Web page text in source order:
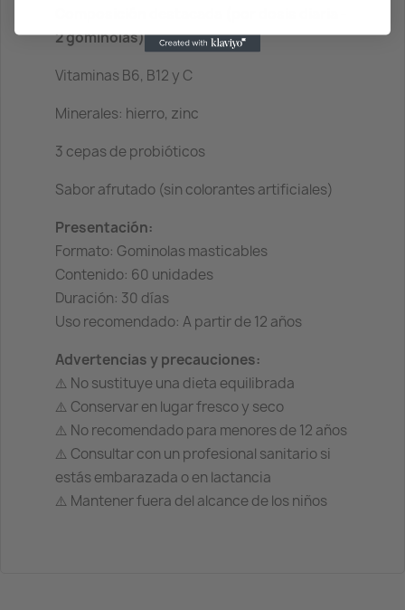
2 gominolas):
Vitaminas B6, B12 y C
Minerales: hierro, zinc
3 cepas de probióticos
Sabor afrutado (sin colorantes artificiales)
Presentación:
Formato: Gominolas masticables
Contenido: 60 unidades
Duración: 30 días
Uso recomendado: A partir de 12 años
Advertencias y precauciones:
⚠️ No sustituye una dieta equilibrada
⚠️ Conservar en lugar fresco y seco
⚠️ No recomendado para menores de 12 años
⚠️ Consultar con un profesional sanitario si
estás embarazada o en lactancia
⚠️ Mantener fuera del alcance de los niños